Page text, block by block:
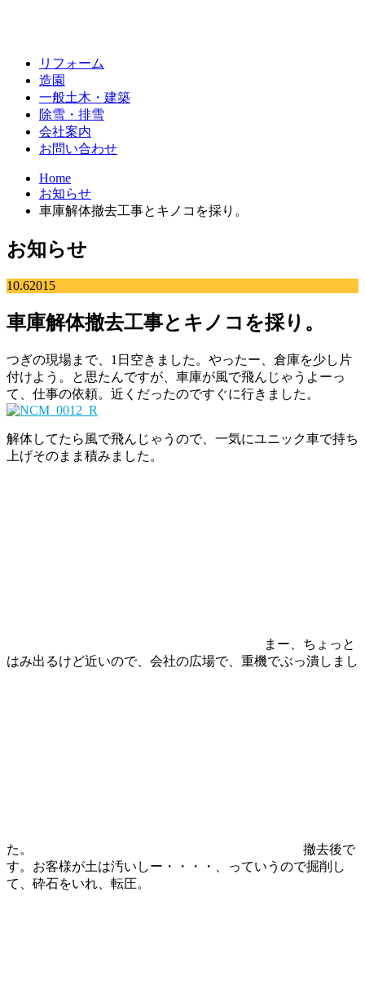
リフォーム
造園
一般土木・建築
除雪・排雪
会社案内
お問い合わせ
Home
お知らせ
車庫解体撤去工事とキノコを採り。
お知らせ
10.62015
車庫解体撤去工事とキノコを採り。
つぎの現場まで、1日空きました。やったー、倉庫を少し片
付けよう。と思たんですが、車庫が風で飛んじゃうよーっ
て、仕事の依頼。近くだったのですぐに行きました。
解体してたら風で飛んじゃうので、一気にユニック車で持ち
上げそのまま積みました。
まー、ちょっと
はみ出るけど近いので、会社の広場で、重機でぶっ潰しまし
た。
撤去後で
す。お客様が土は汚いしー・・・・、っていうので掘削し
て、砕石をいれ、転圧。